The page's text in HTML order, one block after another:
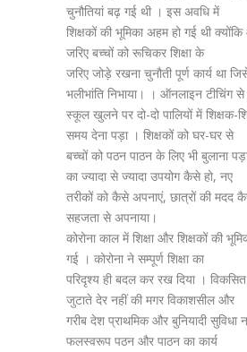
चुनौतियां बढ़ गई थी । इस अवधि में
शिक्षकों की भूमिका अहम हो गई थी
जरिए बच्चों को रूचिकर शिक्षा के
जरिए जोड़े रखना चुनौती पूर्ण कार्य था
भलीभांति निभाया। । ऑनलाइन टीचिंग
स्कूल खुलने पर दो-दो पालियों में शिक्षक-
समय देना पड़ा । शिक्षकों को घर-घर से
बच्चों को पठन पाठन के लिए भी बुलाना
का ज्यादा से ज्यादा उपयोग कैसे हो, नए
तरीकों को कैसे अपनाएं, छात्रों की मदद
सहजता से अपनाया।
कोरोना काल में शिक्षा और शिक्षकों की
गई । कोरोना ने सम्पूर्ण शिक्षा का
परिदृश्य ही बदल कर रख दिया ।
जुटाते देर नहीं की मगर विकाशसील और
गरीब देश प्राथमिक और बुनियादी सुविधा
फलस्वरूप पठन और पाठन का कार्य